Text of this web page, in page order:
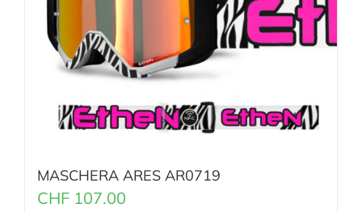
MASCHERA ARES AR0719
CHF 107.00